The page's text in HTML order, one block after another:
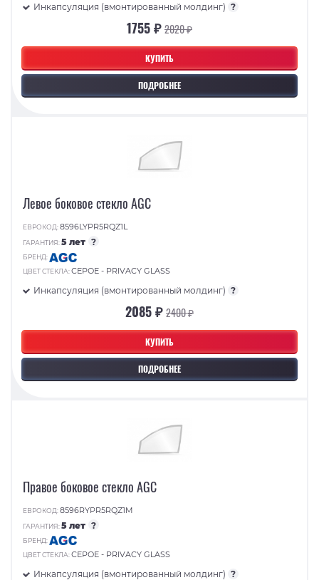
КУПИТЬ
ПОДРОБНЕЕ
Инкапсуляция (вмонтированный молдинг) ?
1755 ₽2020 ₽
КУПИТЬ
ПОДРОБНЕЕ
Левое боковое стекло AGC
ЕВРОКОД:8596LYPR5RQZ1L
ГАРАНТИЯ:5 лет ?
БРЕНД:
ЦВЕТ СТЕКЛА:СЕРОЕ - PRIVACY GLASS
Инкапсуляция (вмонтированный молдинг) ?
2085 ₽2400 ₽
Правое боковое стекло AGC
ЕВРОКОД:8596RYPR5RQZ1M
ГАРАНТИЯ:5 лет ?
БРЕНД:
ЦВЕТ СТЕКЛА:СЕРОЕ - PRIVACY GLASS
Инкапсуляция (вмонтированный молдинг) ?